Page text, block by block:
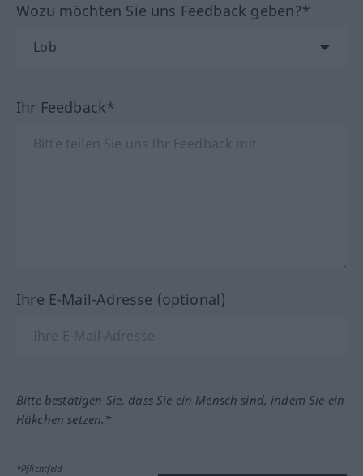
Wozu möchten Sie uns Feedback geben?*
Ihr Feedback*
Ihre E-Mail-Adresse (optional)
Bitte bestätigen Sie, dass Sie ein Mensch sind, indem Sie ein
Häkchen setzen.*
*Pflichtfeld